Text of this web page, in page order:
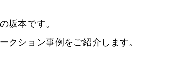
坂本です。
クション事例をご紹介します。